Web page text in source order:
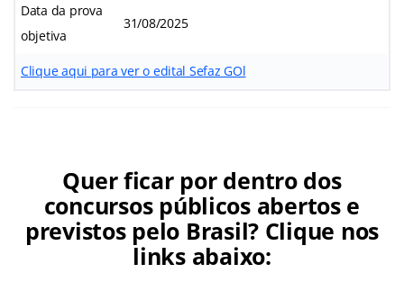
Data da prova
objetiva
31/08/2025
Clique aqui para ver o edital Sefaz GOl
Quer ficar por dentro dos
concursos públicos abertos e
previstos pelo Brasil? Clique nos
links abaixo: